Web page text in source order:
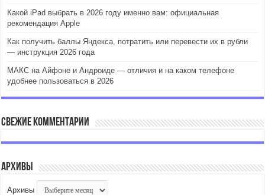
Какой iPad выбрать в 2026 году именно вам: официальная
рекомендация Apple
Как получить баллы Яндекса, потратить или перевести их в рубли
— инструкция 2026 года
МАКС на Айфоне и Андроиде — отличия и на каком телефоне
удобнее пользоваться в 2026
Свежие комментарии
Архивы
Архивы